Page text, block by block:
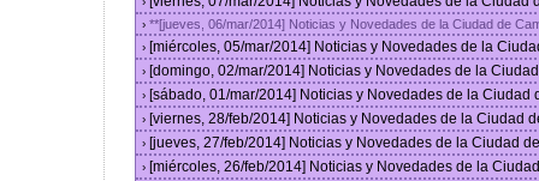
› **[jueves, 06/mar/2014] Noticias y Novedades de la Ciudad de
› [miércoles, 05/mar/2014] Noticias y Novedades de la
› [domingo, 02/mar/2014] Noticias y Novedades de la
› [sábado, 01/mar/2014] Noticias y Novedades de la Ciudad
› [viernes, 28/feb/2014] Noticias y Novedades de la Ciudad
› [jueves, 27/feb/2014] Noticias y Novedades de la Ciudad
› [miércoles, 26/feb/2014] Noticias y Novedades de la